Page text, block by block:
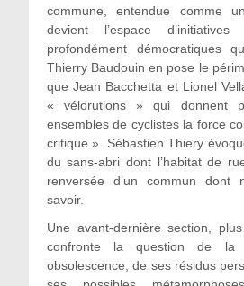
commune, entendue comme
devient l’espace
profondément démocratiques
Thierry Baudouin en pose le
que Jean Bacchetta et Lionel
« vélorutions » qui donnent
ensembles de cyclistes la force
critique ». Sébastien Thiery
du sans-abri dont l’habitat de
renversée d’un commun dont
savoir.
Une avant-dernière section,
confronte la question de la
obsolescence, de ses résidus